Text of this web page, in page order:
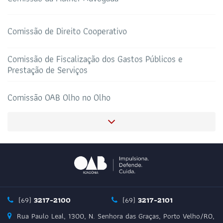
Comissão de Direito Cooperativo
Comissão de Fiscalização dos Gastos Públicos e
Prestação de Serviços
Comissão OAB Olho no Olho
Comissão Especial em Defesa ao Porte de Arma para
Subcomissão OAB Universitária
Comissão de Esporte e Lazer
(69) 3217-2100 (69) 3217-2101
Rua Paulo Leal, 1300, N. Senhora das Graças, Porto Velho/RO,